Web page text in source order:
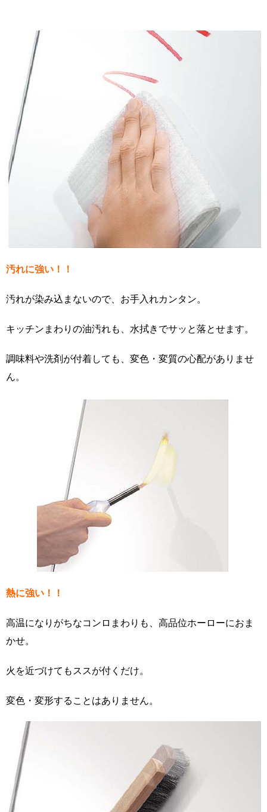
汚れに強い！！
汚れが染み込まないので、お手入れカンタン。
キッチンまわりの油汚れも、水拭きでサッと落とせます。
調味料や洗剤が付着しても、変色・変質の心配がありませ
ん。
熱に強い！！
高温になりがちなコンロまわりも、高品位ホーローにおま
かせ。
火を近づけてもススが付くだけ。
変色・変形することはありません。